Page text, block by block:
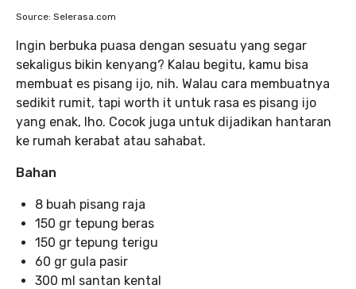
Source: Selerasa.com
Ingin berbuka puasa dengan sesuatu yang segar
sekaligus bikin kenyang? Kalau begitu, kamu bisa
membuat es pisang ijo, nih. Walau cara membuatnya
sedikit rumit, tapi worth it untuk rasa es pisang ijo
yang enak, lho. Cocok juga untuk dijadikan hantaran
ke rumah kerabat atau sahabat.
Bahan
8 buah pisang raja
150 gr tepung beras
150 gr tepung terigu
60 gr gula pasir
300 ml santan kental